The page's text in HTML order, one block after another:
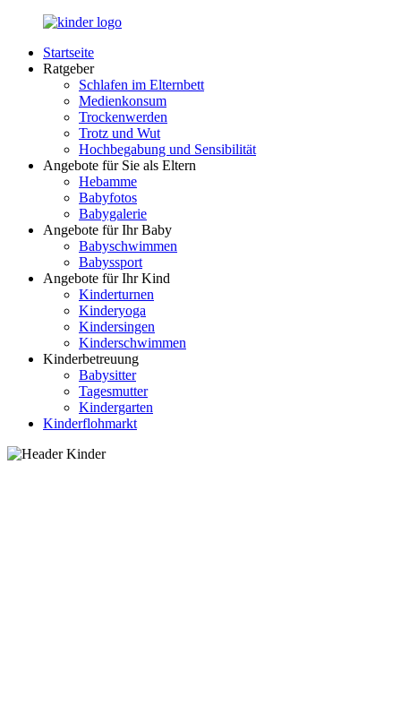
Zurück
Inhalt
LuckyKids.de
Das
Nachwuchs
Startseite
Ratgeber
Schlafen im Elternbett
Medienkonsum
Trockenwerden
Trotz und Wut
Hochbegabung und Sensibilität
Angebote für Sie als Eltern
Hebamme
Babyfotos
Babygalerie
Angebote für Ihr Baby
Babyschwimmen
Babyssport
Angebote für Ihr Kind
Kinderturnen
Kinderyoga
Kindersingen
Kinderschwimmen
Kinderbetreuung
Babysitter
Tagesmutter
Kindergarten
Kinderflohmarkt